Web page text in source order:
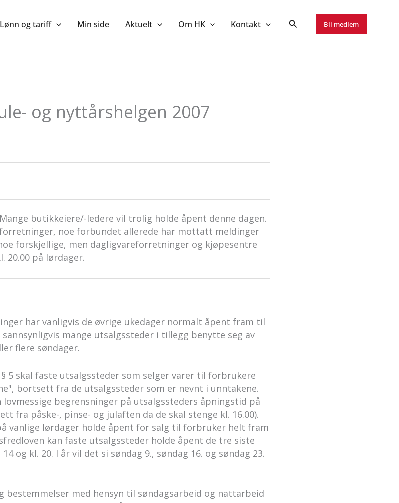
Lønn og tariff Min side Aktuelt Om HK Kontakt Bli medlem
og nyttårshelgen 2007
butikkeiere/-ledere vil trolig holde åpent denne dagen.
noe forbundet allerede har mottatt meldinger
forskjellige, men dagligvareforretninger og kjøpesentre
20.00 på lørdager.
har vanligvis de øvrige ukedager normalt åpent fram til
sannsynligvis mange utsalgssteder i tillegg benytte seg av
flere søndager.
5 skal faste utsalgssteder som selger varer til forbrukere
bortsett fra de utsalgssteder som er nevnt i unntakene.
begrensninger på utsalgssteders åpningstid på
fra påske-, pinse- og julaften da de skal stenge kl. 16.00).
vanlige lørdager holde åpent for salg til forbruker helt fram
kan faste utsalgssteder holde åpent de tre siste
og kl. 20. I år vil det si søndag 9., søndag 16. og søndag 23.
bestemmelser med hensyn til søndagsarbeid og nattarbeid